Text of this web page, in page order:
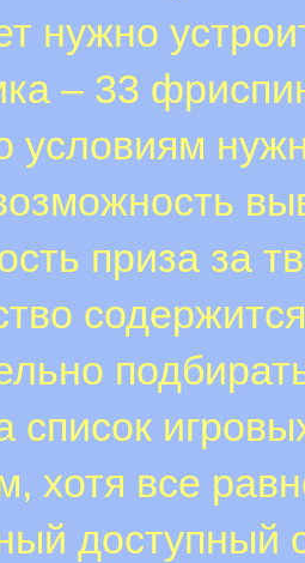
нужно
– 33
условиям
приза за
список
хотя все
доступный